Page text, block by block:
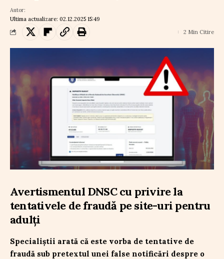
Ultima actualizare: 02.12.2025 15:49
Autor:
2 Min Citire
Avertismentul DNSC cu privire la
tentativele de fraudă pe site-uri pentru
adulți
Specialiștii arată că este vorba de tentative de
fraudă sub pretextul unei false notificări despre o